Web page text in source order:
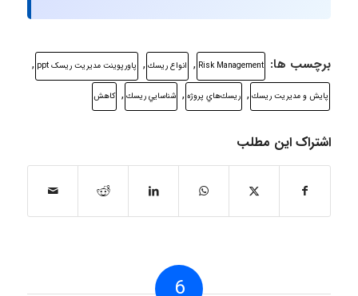
برچسب ها: Risk Management
, انواع ريسك , پاورپوینت مدیریت ریسک ppt ,
پايش و مديريت ريسك , ريسك‌هاي پروژه , شناسايي ريسك , كاهش
اشتراک این مطلب
6